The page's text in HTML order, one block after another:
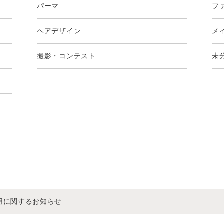
パーマ フ
ヘアデザイン メ
撮影・コンテスト 未
関するお知らせ